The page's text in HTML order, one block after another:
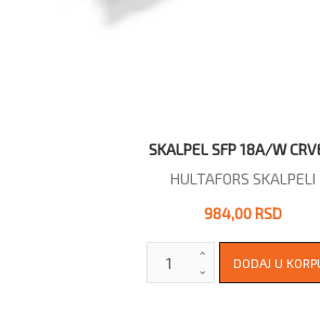
SKALPEL SFP 18A/W
HULTAFORS SKALPELI
984,00 RSD